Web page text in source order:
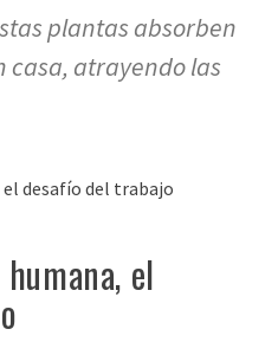
plantas absorben
casa, atrayendo las
el